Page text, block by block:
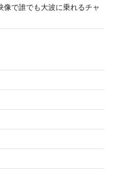
像で誰でも大波に乗れるチャ